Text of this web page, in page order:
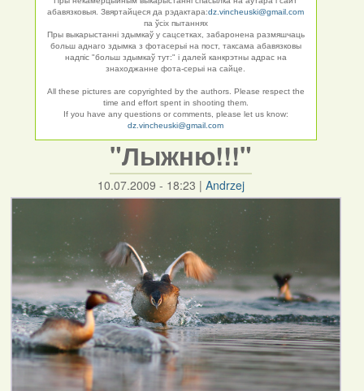
абавязковыя. Звяртайцеся да рэдактара:dz.vincheuski@gmail.com
па ўсіх пытаннях
Пры выкарыстанні здымкаў у сацсетках, забаронена размяшчаць
больш аднаго здымка з фотасерыі на пост, таксама абавязковы
надпіс "больш здымкаў тут:" і далей канкрэтны адрас на
знаходжанне фота-серыі на сайце.
All these pictures are copyrighted by the authors. Please respect the
time and effort spent in shooting them.
If you have any questions or comments, please let us know:
dz.vincheuski@gmail.com
"Лыжню!!!"
10.07.2009 - 18:23 | Andrzej